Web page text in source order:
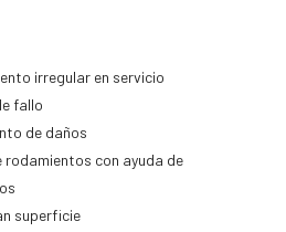
irregular en servicio
fallo
de daños
rodamientos con ayuda de
superficie